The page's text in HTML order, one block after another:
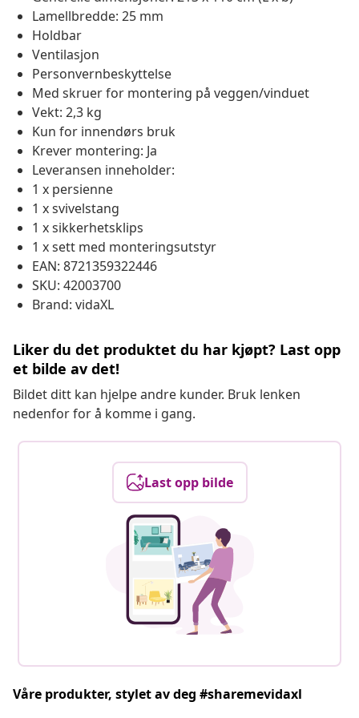
Lamellbredde: 25 mm
Holdbar
Ventilasjon
Personvernbeskyttelse
Med skruer for montering på veggen/vinduet
Vekt: 2,3 kg
Kun for innendørs bruk
Krever montering: Ja
Leveransen inneholder:
1 x persienne
1 x svivelstang
1 x sikkerhetsklips
1 x sett med monteringsutstyr
EAN: 8721359322446
SKU: 42003700
Brand: vidaXL
Liker du det produktet du har kjøpt? Last opp
et bilde av det!
Bildet ditt kan hjelpe andre kunder. Bruk lenken
nedenfor for å komme i gang.
Last opp bilde
Våre produkter, stylet av deg #sharemevidaxl